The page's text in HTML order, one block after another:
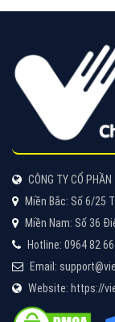
CÔNG TY CỔ
Miền Bắc: Số 6/25
Miền Nam: Số 36
Hotline: 0964 82
Email:
Website: https://